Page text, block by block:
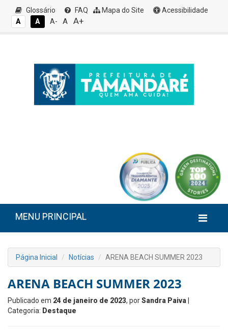
Glossário FAQ Mapa do Site
Acessibilidade
A
A A- A A+
MENU PRINCIPAL
Página Inicial Notícias ARENA BEACH SUMMER 2023
ARENA BEACH SUMMER 2023
Publicado em 24 de janeiro de 2023, porSandra Paiva
Categoria: Destaque